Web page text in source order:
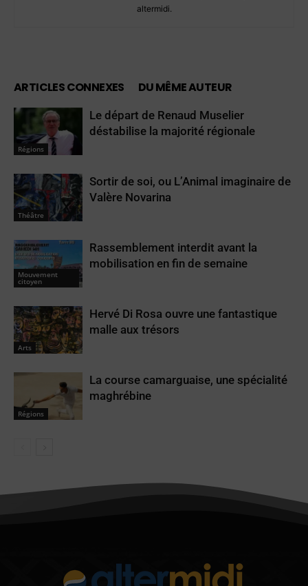
altermidi.
ARTICLES CONNEXES DU MÊME AUTEUR
Régions
Le départ de Renaud Muselier
déstabilise la majorité régionale
Théâtre
Sortir de soi, ou L’Animal imaginaire de
Valère Novarina
Mouvement
citoyen
Rassemblement interdit avant la
mobilisation en fin de semaine
Arts
Hervé Di Rosa ouvre une fantastique
malle aux trésors
Régions
La course camarguaise, une spécialité
maghrébine